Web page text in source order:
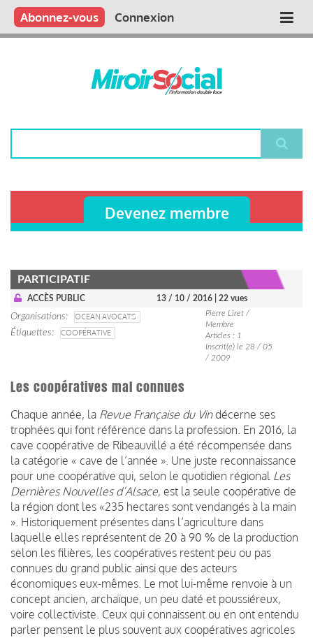
Aller
contenu
Main
Qui sommes nous ?
Vous publiez
Nous publions
Contactez-nous
Abonnez-vous Connexion
Devenez membre
PARTICIPATIF
ACCÈS PUBLIC 13 / 10 / 2016 | 22 vues
Organisations
OCEAN AVOCATS
Étiquettes
COOPÉRATIVE
Pierre Liret /
Membre
Articles : 1
Inscrit(e) le 28 / 05
/ 2009
Les coopératives mal connues
Chaque année, la Revue Française du Vindécerne ses
trophées qui font référence dans la profession. En 2016, la
cave coopérative de Ribeauvillé a été récompensée dans
la catégorie « cave de l’année ». Une juste reconnaissance
pour une coopérative qui, selon le quotidien régional Les
Dernières Nouvelles d’Alsace, est la seule coopérative de
la région dont les «235 hectares sont vendangés à la main
». Historiquement présentes dans l’agriculture dans
laquelle elles représentent de 20 à 90 % de la production
selon les filières, les coopératives restent peu ou pas
connues du grand public ainsi que des acteurs
économiques eux-mêmes. Le mot lui-même renvoie à un
concept ancien, archaïque, un peu daté et poussiéreux,
voire collectiviste. Ceux qui connaissent ou en ont entendu
parler pensent le plus souvent aux coopératives agricoles